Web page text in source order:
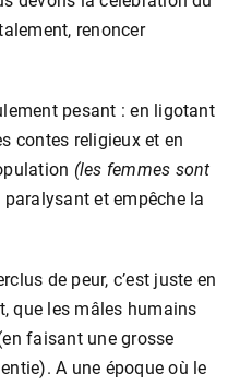
renoncer
pesant : en ligotant
contes religieux et en
(les femmes sont
paralysant et empêche la
de peur, c’est juste en
que les mâles humains
faisant une grosse
A une époque où le